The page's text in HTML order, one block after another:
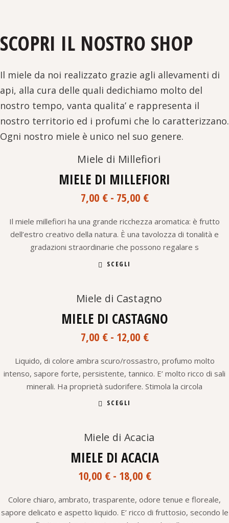
SCOPRI IL NOSTRO SHOP
Il miele da noi realizzato grazie agli allevamenti di
api, alla cura delle quali dedichiamo molto del
nostro tempo, vanta qualita’ e rappresenta il
nostro territorio ed i profumi che lo caratterizzano.
Ogni nostro miele è unico nel suo genere.
Aggiungi alla lista dei desideri
MIELE DI MILLEFIORI
7,00 € - 75,00 €Fascia
di
prezzo:
da
7,00 €
a
Il miele millefiori ha una grande ricchezza aromatica: è frutto
dell’estro creativo della natura. È una tavolozza di tonalità e
gradazioni straordinarie che possono regalare s
SCEGLI
varianti.
Le
opzioni
possono
essere
scelte
pagina
del
prodotto
Aggiungi alla lista dei desideri
MIELE DI CASTAGNO
7,00 € - 12,00 €Fascia
di
prezzo:
da
7,00 €
a
Liquido, di colore ambra scuro/rossastro, profumo molto
intenso, sapore forte, persistente, tannico. E’ molto ricco di sali
minerali. Ha proprietà sudorifere. Stimola la circola
SCEGLI
varianti.
Le
opzioni
possono
essere
scelte
pagina
del
prodotto
Aggiungi alla lista dei desideri
MIELE DI ACACIA
10,00 € - 18,00 €Fascia
di
prezzo:
da
10,00 €
Colore chiaro, ambrato, trasparente, odore tenue e floreale,
sapore delicato e aspetto liquido. E’ ricco di fruttosio, secondo le